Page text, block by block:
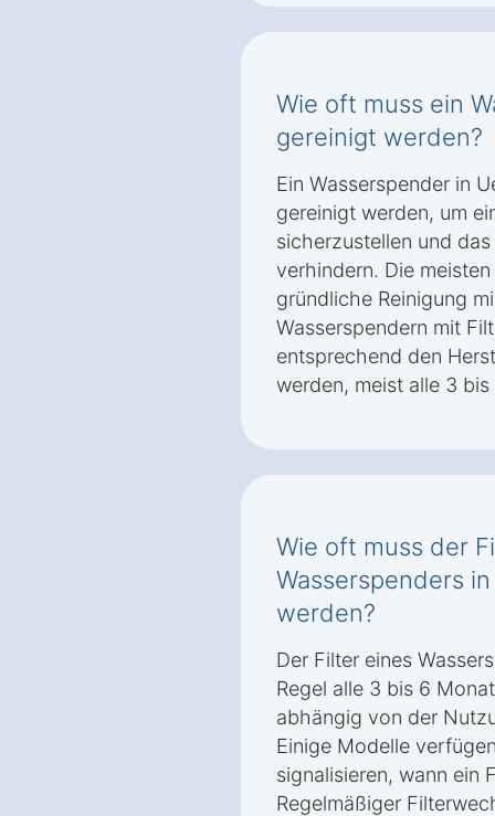
Wie oft muss ein
gereinigt werden?
Ein Wasserspender in
gereinigt werden, um
sicherzustellen und
verhindern. Die
gründliche Reinigung
Wasserspendern mit
entsprechend den
werden, meist alle 3
Wie oft muss der
Wasserspenders
werden?
Der Filter eines
Regel alle 3 bis 6
abhängig von der
Einige Modelle
signalisieren, wann ein
Regelmäßiger